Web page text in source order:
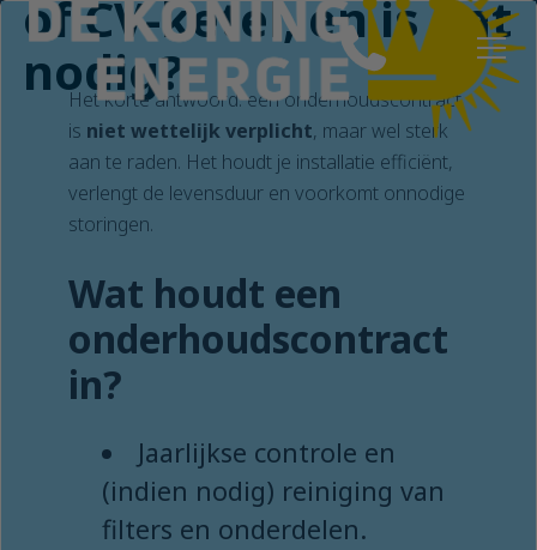
of CV-ketel, en is dat
nodig?
Het korte antwoord: een onderhoudscontract
is niet wettelijk verplicht, maar wel sterk
aan te raden. Het houdt je installatie efficiënt,
verlengt de levensduur en voorkomt onnodige
storingen.
Wat houdt een
onderhoudscontract
in?
Jaarlijkse controle en
(indien nodig) reiniging van
filters en onderdelen.